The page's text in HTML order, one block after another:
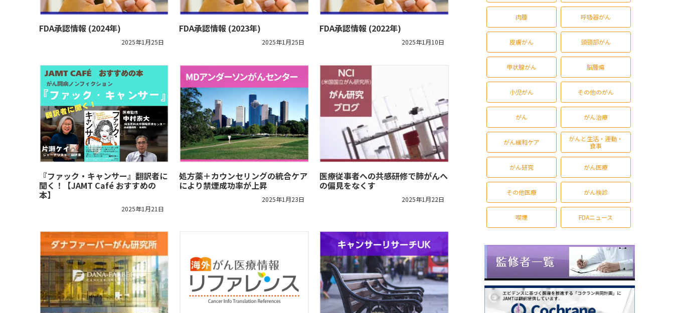
FDA承認情報 (2024年)
2025年1月25日
FDA承認情報 (2023年)
2025年1月25日
FDA承認情報 (2022年)
2025年1月10日
『ファック・キャンサー』翻訳者に
聞く！【JAMT Café おすすめの
本】
2025年1月21日
処方薬＋カウンセリングの統合ケア
により禁煙成功率が上昇
2025年1月23日
医療従事者への共感研修で肺がんへ
の偏見をなくす
2025年1月22日
肉腫 呼吸器がん
皮膚がん 頭頸部がん
甲状腺がん 脳腫瘍
小児がん その他のがん
がん がん治療
がん緩和ケア
がんと生活・運動・
食事
がん研究 がん医療
その他医療 がん検診
喫煙 FDAニュース